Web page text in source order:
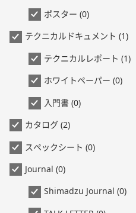
ポスター (0)
テクニカルドキュメント (1)
テクニカルレポート (1)
ホワイトペーパー (0)
入門書 (0)
カタログ (2)
スペックシート (0)
Journal (0)
Shimadzu Journal (0)